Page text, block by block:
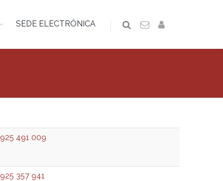
SEDE ELECTRÓNICA
925 491 009
925 357 941